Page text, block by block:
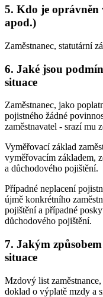
5. Kdo je oprávněn
apod.)
Zaměstnanec, statutární
6. Jaké jsou
situace
Zaměstnanec, jako
pojistného žádné
zaměstnavatel - srazí mu
Vyměřovací základ
vyměřovacím základem,
a důchodového pojištění.
Případné neplacení
újmě konkrétního
pojištění a případné
důchodového pojištění.
7. Jakým
situace
Mzdový list
doklad o výplatě mzdy a